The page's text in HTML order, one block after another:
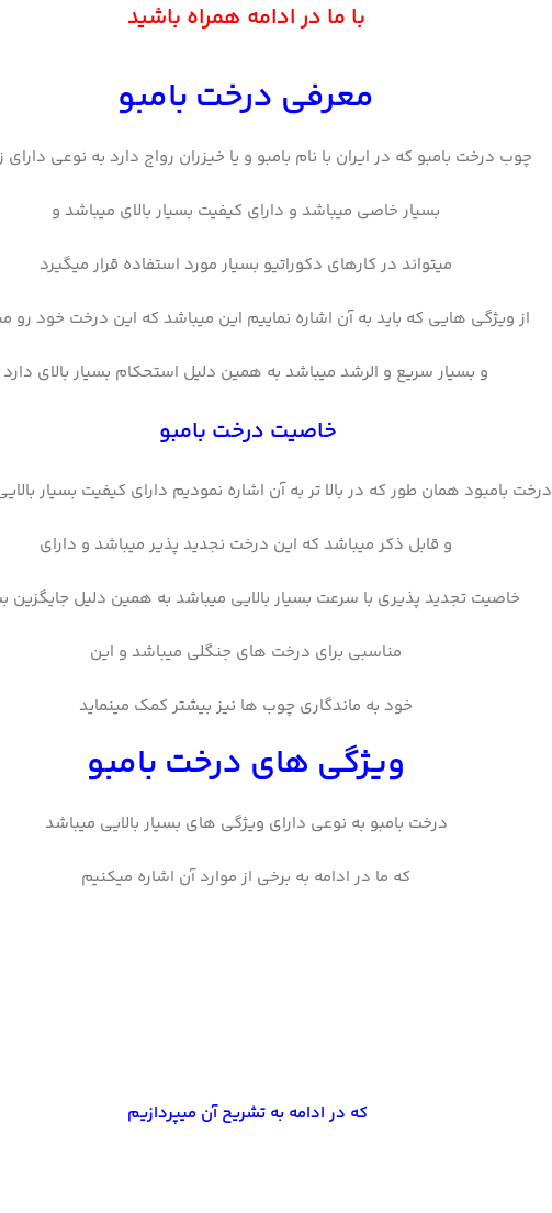
با ما در ادامه همراه باشید
معرفی درخت بامبو
چوب درخت بامبو که در ایران با نام بامبو و یا خیزران رواج دارد به نوعی دارای
بسیار خاصی میباشد و دارای کیفیت بسیار بالای میباشد و
میتواند در کارهای دکوراتیو بسیار مورد استفاده قرار میگیرد
از ویژگی هایی که باید به آن اشاره نماییم این میباشد که این درخت خود رو
و بسیار سریع و الرشد میباشد به همین دلیل استحکام بسیار بالای دارد
خاصیت درخت بامبو
درخت بامبود همان طور که در بالا تر به آن اشاره نمودیم دارای کیفیت بسیار
و قابل ذکر میباشد که این درخت نجدید پذیر میباشد و دارای
خاصیت تجدید پذیری با سرعت بسیار بالایی میباشد به همین دلیل جایگزین
مناسبی برای درخت های جنگلی میباشد و این
خود به ماندگاری چوب ها نیز بیشتر کمک مینماید
ویژگی های درخت بامبو
درخت بامبو به نوعی دارای ویژگی های بسیار بالایی میباشد
که ما در ادامه به برخی از موارد آن اشاره میکنیم
که در ادامه به تشریح آن میپردازیم